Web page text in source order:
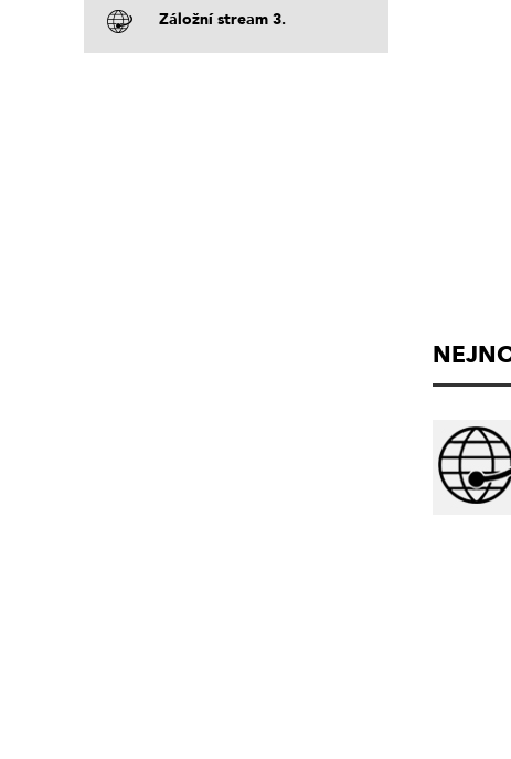
Záložní stream 3.